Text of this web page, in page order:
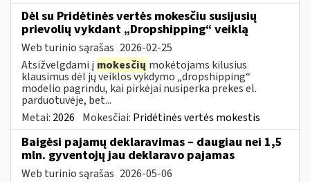
Dėl su Pridėtinės vertės mokesčiu susijusių
prievolių vykdant „Dropshipping“ veiklą
Web turinio sąrašas 2026-02-25
Atsižvelgdami į mokesčių mokėtojams kilusius
klausimus dėl jų veiklos vykdymo „dropshipping“
modelio pagrindu, kai pirkėjai nusiperka prekes el.
parduotuvėje, bet...
Metai: 2026 Mokesčiai: Pridėtinės vertės mokestis
Baigėsi pajamų deklaravimas – daugiau nei 1,5
mln. gyventojų jau deklaravo pajamas
Web turinio sąrašas 2026-05-06